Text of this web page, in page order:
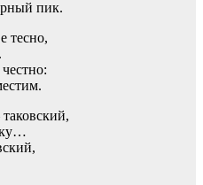
пик.
тесно,